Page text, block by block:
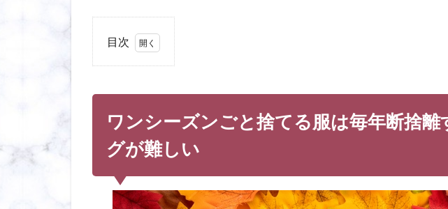
目次
ン
ー
ン
と
捨
ワンシーズンごと捨てる服は毎年断捨離
グが難しい